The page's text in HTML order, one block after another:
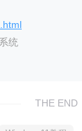
统
THE END